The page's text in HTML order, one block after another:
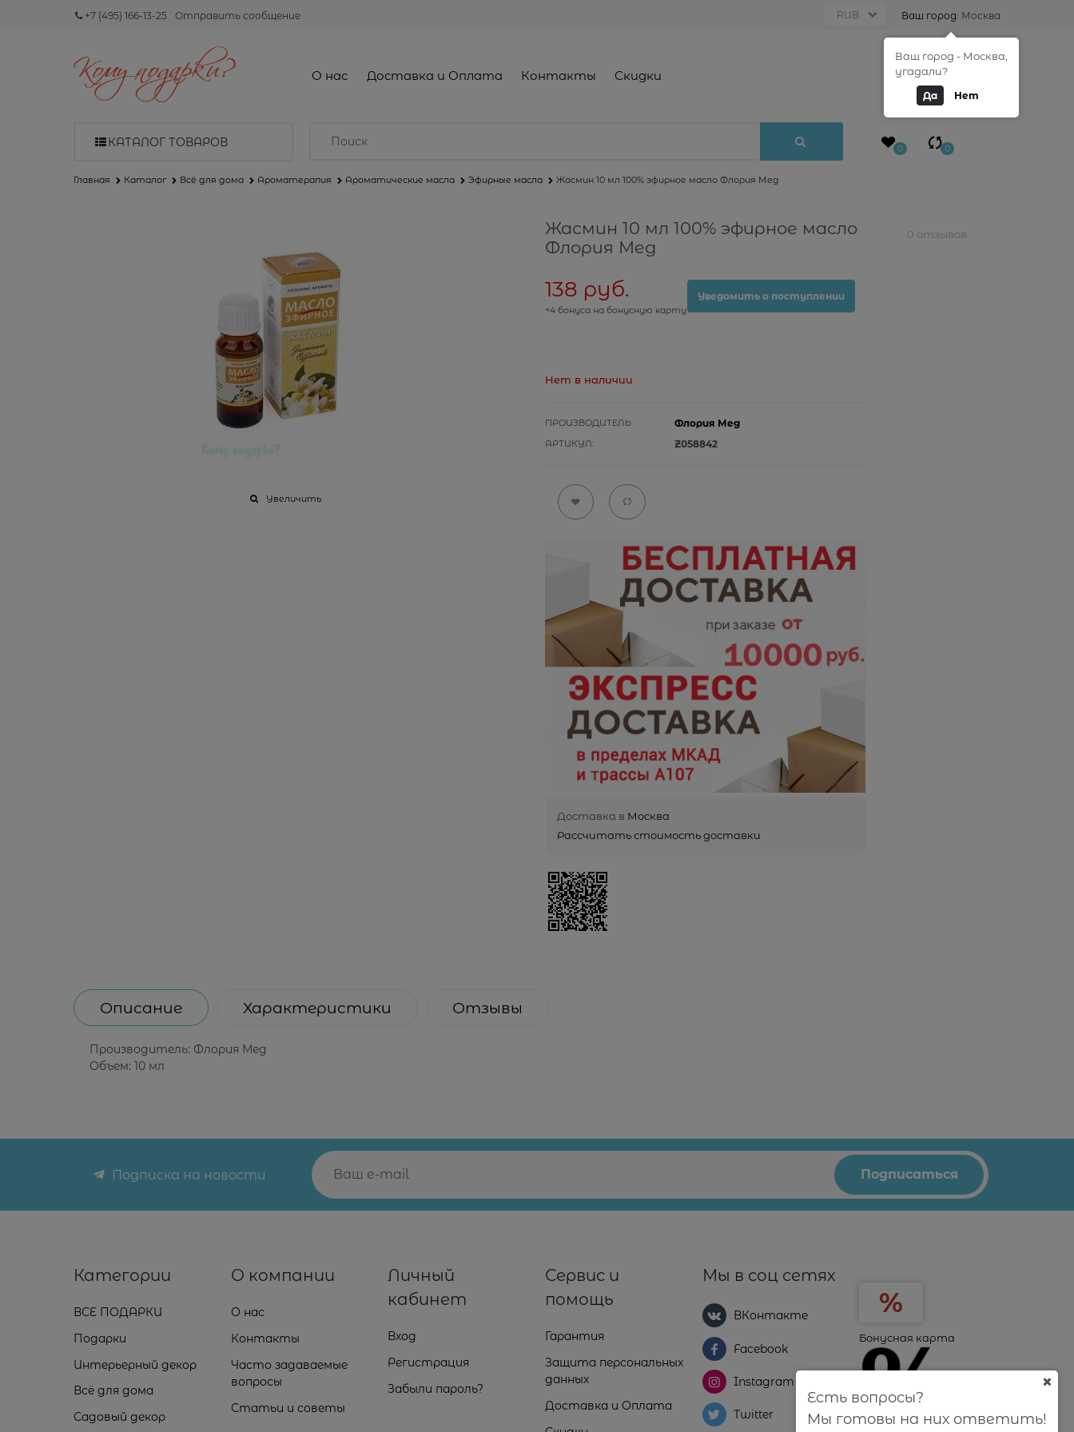
+7 (495) 166-13-25 Отправить сообщение Ваш город: Москва
О нас Доставка и Оплата Контакты Скидки
0
КАТАЛОГ ТОВАРОВ 0 0
Главная Каталог Всё для дома Ароматерапия Ароматические масла Эфирные масла Жасмин 10 мл 100% эфирное масло Флория Мед
Увеличить
Жасмин 10 мл 100% эфирное масло
Флория Мед
138 руб.
+4 бонуса на бонусную карту
Уведомить о поступлении
Нет в наличии
ПРОИЗВОДИТЕЛЬ: Флория Мед
АРТИКУЛ: Z058842
Доставка в Москва
Рассчитать стоимость доставки
0 отзывов
Описание Характеристики Отзывы
Производитель: Флория Мед
Объем: 10 мл
Подписка на новости
Категории
ВСЕ ПОДАРКИ
Подарки
Интерьерный декор
Всё для дома
Садовый декор
О компании
О нас
Контакты
Часто задаваемые
вопросы
Статьи и советы
Личный
кабинет
Вход
Регистрация
Забыли пароль?
Сервис и
помощь
Гарантия
Защита персональных
данных
Доставка и Оплата
Мы в соц сетях
ВКонтакте
Facebook
Instagram
Twitter
Бонусная карта
Ваш город - Москва,
угадали?
Да Нет
Есть вопросы?
Мы готовы на них ответить!